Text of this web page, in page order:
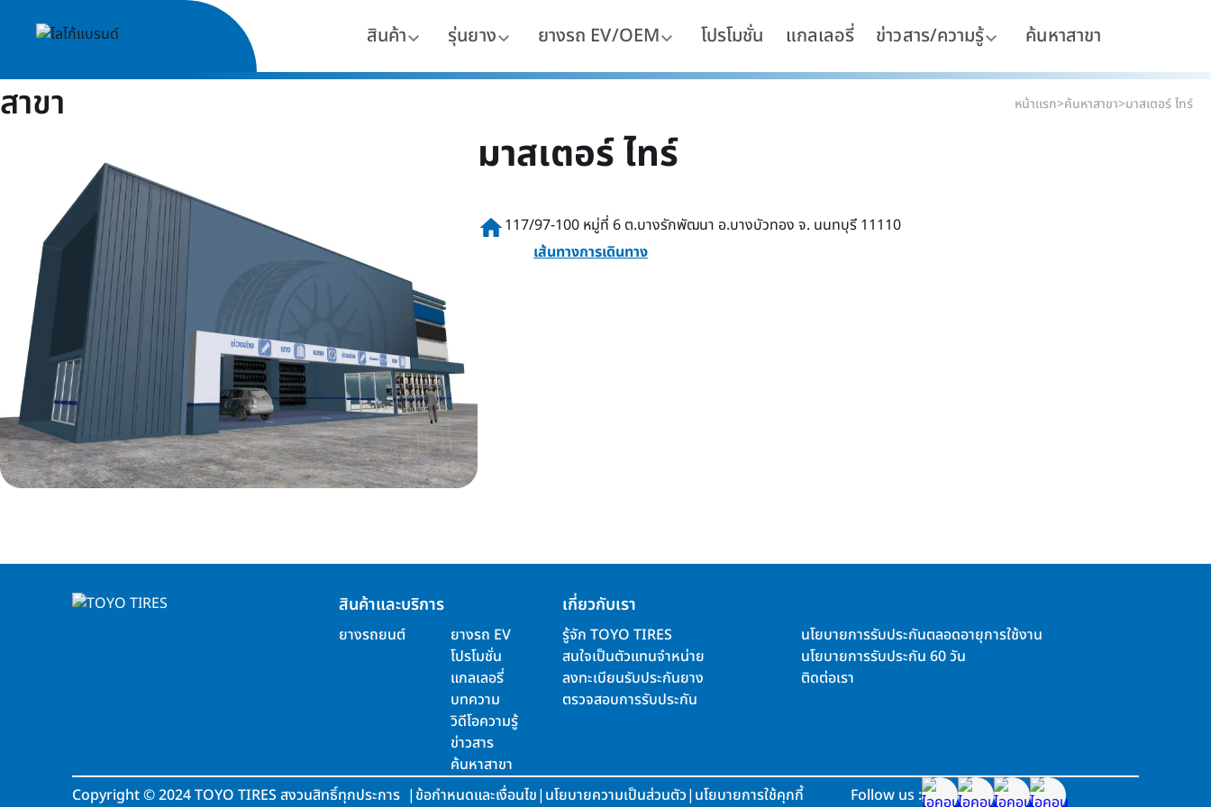
สินค้า รุ่นยาง ยางรถ EV/OEM โปรโมชั่น แกลเลอรี่ ข่าวสาร/ความรู้ ค้นหาสาขา
สาขา หน้าแรก>ค้นหาสาขา>มาสเตอร์ ไทร์
มาสเตอร์ ไทร์
home117/97-100 หมู่ที่ 6 ต.บางรักพัฒนา อ.บางบัวทอง จ. นนทบุรี 11110
เส้นทางการเดินทาง
สินค้าและบริการ
ยางรถยนต์
ยางรถ EV
โปรโมชั่น
แกลเลอรี่
บทความ
วิดีโอความรู้
ข่าวสาร
ค้นหาสาขา
เกี่ยวกับเรา
รู้จัก TOYO TIRES
สนใจเป็นตัวแทนจำหน่าย
ลงทะเบียนรับประกันยาง
ตรวจสอบการรับประกัน
นโยบายการรับประกันตลอดอายุการใช้งาน
นโยบายการรับประกัน 60 วัน
ติดต่อเรา
Copyright©2024 TOYO TIRES สงวนสิทธิ์ทุกประการ | ข้อกำหนดและเงื่อนไข| นโยบายความเป็นส่วนตัว| นโยบายการใช้คุกกี้ Follow us :